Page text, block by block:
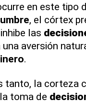
en este tipo
, el córtex
las
aversión
.
tanto, la corteza
toma de